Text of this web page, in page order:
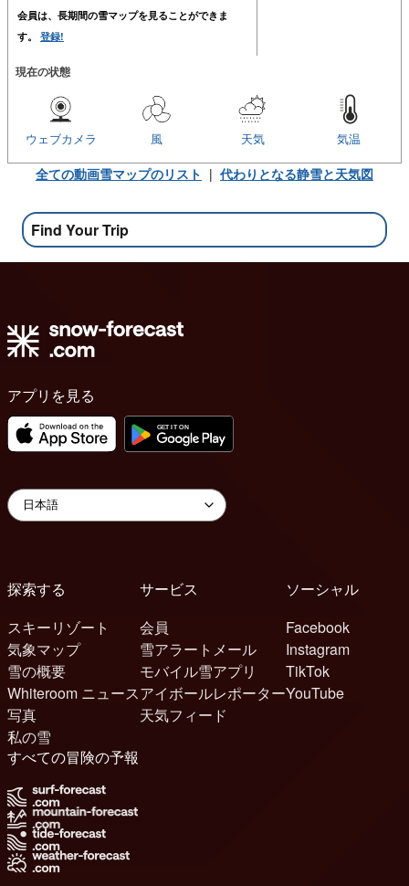
会員は、長期間の雪マップを見ることができま
す。 登録!
現在の状態
気温
天気
風
ウェブカメラ
全ての動画雪マップのリスト | 代わりとなる静雪と天気図
Find Your Trip
アプリを見る
探索する
スキーリゾート
気象マップ
雪の概要
Whiteroom ニュース
写真
私の雪
サービス
会員
雪アラートメール
モバイル雪アプリ
アイボールレポーター
天気フィード
ソーシャル
Facebook
Instagram
TikTok
YouTube
すべての冒険の予報